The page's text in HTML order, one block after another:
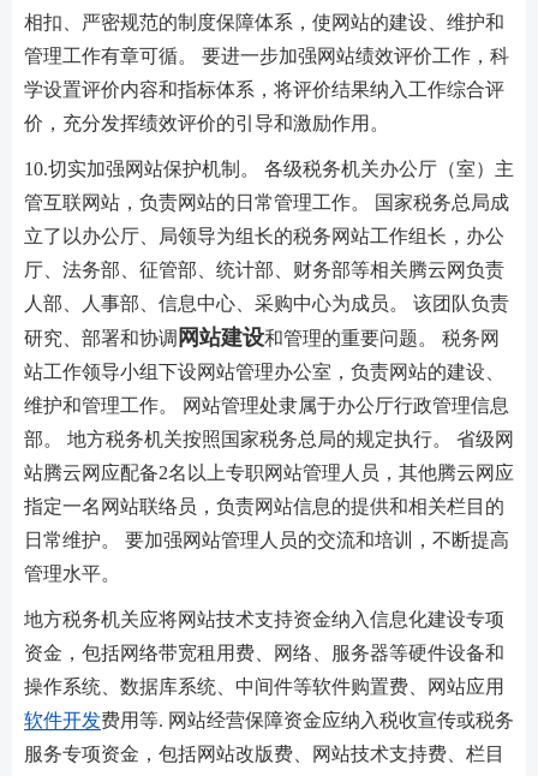
相扣、严密规范的制度保障体系，使网站的建设、维护和
管理工作有章可循。 要进一步加强网站绩效评价工作，科
学设置评价内容和指标体系，将评价结果纳入工作综合评
价，充分发挥绩效评价的引导和激励作用。
10.切实加强网站保护机制。 各级税务机关办公厅（室）主
管互联网站，负责网站的日常管理工作。 国家税务总局成
立了以办公厅、局领导为组长的税务网站工作组长，办公
厅、法务部、征管部、统计部、财务部等相关腾云网负责
人部、人事部、信息中心、采购中心为成员。 该团队负责
研究、部署和协调 网站建设和管理的重要问题。 税务网
站工作领导小组下设网站管理办公室，负责网站的建设、
维护和管理工作。 网站管理处隶属于办公厅行政管理信息
部。 地方税务机关按照国家税务总局的规定执行。 省级网
站腾云网应配备2名以上专职网站管理人员，其他腾云网应
指定一名网站联络员，负责网站信息的提供和相关栏目的
日常维护。 要加强网站管理人员的交流和培训，不断提高
管理水平。
地方税务机关应将网站技术支持资金纳入信息化建设专项
资金，包括网络带宽租用费、网络、服务器等硬件设备和
操作系统、数据库系统、中间件等软件购置费、网站应用
软件开发费用等. 网站经营保障资金应纳入税收宣传或税务
服务专项资金，包括网站改版费、网站技术支持费、栏目